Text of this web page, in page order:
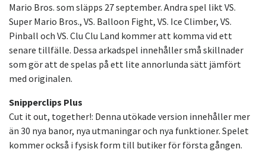
Mario Bros. som släpps 27 september. Andra spel likt VS.
Super Mario Bros., VS. Balloon Fight, VS. Ice Climber, VS.
Pinball och VS. Clu Clu Land kommer att komma vid ett
senare tillfälle. Dessa arkadspel innehåller små skillnader
som gör att de spelas på ett lite annorlunda sätt jämfört
med originalen.
Snipperclips Plus
Cut it out, together!: Denna utökade version innehåller mer
än 30 nya banor, nya utmaningar och nya funktioner. Spelet
kommer också i fysisk form till butiker för första gången.